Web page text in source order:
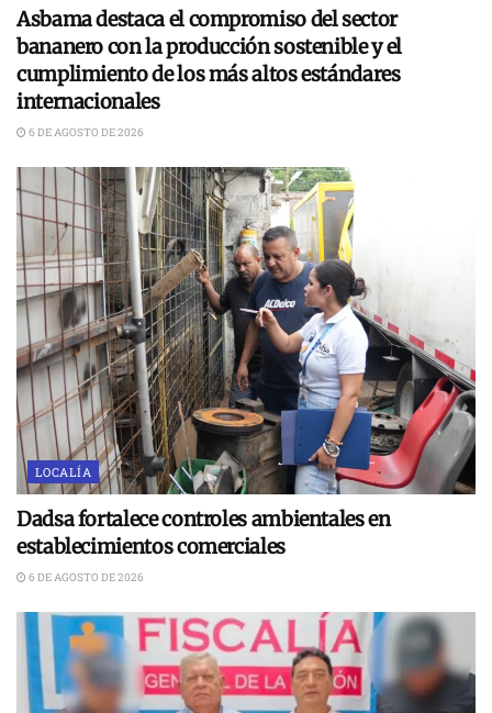
Asbama destaca el compromiso del sector
bananero con la producción sostenible y el
cumplimiento de los más altos estándares
internacionales
6 DE AGOSTO DE 2026
LOCALÍA
Dadsa fortalece controles ambientales en
establecimientos comerciales
6 DE AGOSTO DE 2026